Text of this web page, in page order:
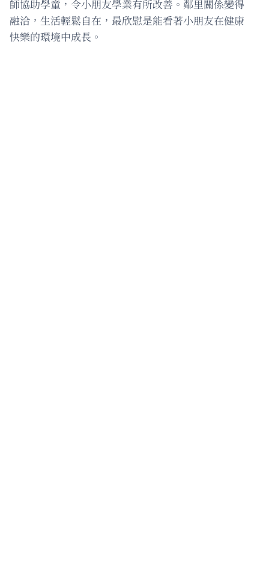
師協助學童，令小朋友學業有所改善。鄰里關係變得
融洽，生活輕鬆自在，最欣慰是能看著小朋友在健康
快樂的環境中成長。